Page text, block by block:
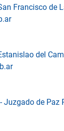
Francisco de
del
Juzgado de Paz